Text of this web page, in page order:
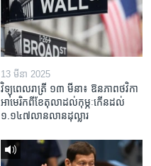
13 មីនា 2025
វិទ្យុពេលរាត្រី ១៣ មីនា៖ ឱនភាព​ថវិកា​
អាមេរិក​ពី​ខែ​តុលា​ដល់​កុម្ភៈ​កើន​ដល់​
១.១៤៧​លានលាន​ដុល្លារ